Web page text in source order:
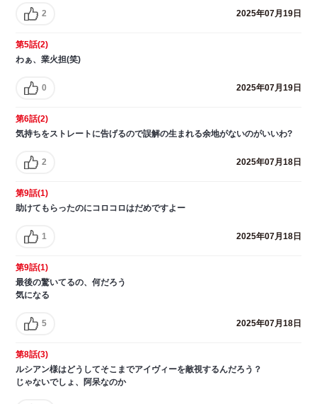
2 2025年07月19日
第5話(2)
わぁ、業火担(笑)
0 2025年07月19日
第6話(2)
気持ちをストレートに告げるので誤解の生まれる余地がないのがいいわ?
2 2025年07月18日
第9話(1)
助けてもらったのにコロコロはだめですよー
1 2025年07月18日
第9話(1)
最後の驚いてるの、何だろう
気になる
5 2025年07月18日
第8話(3)
ルシアン様はどうしてそこまでアイヴィーを敵視するんだろう？
じゃないでしょ、阿呆なのか